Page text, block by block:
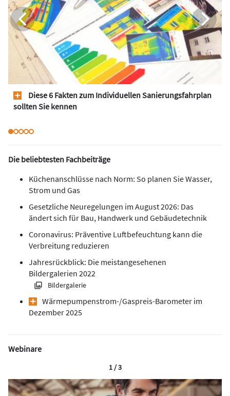
Diese 6 Fakten zum Individuellen Sanierungsfahrplan
sollten Sie kennen
Die beliebtesten Fachbeiträge
Küchenanschlüsse nach Norm: So planen Sie Wasser,
Strom und Gas
Gesetzliche Neuregelungen im August 2026: Das
ändert sich für Bau, Handwerk und Gebäudetechnik
Coronavirus: Präventive Luftbefeuchtung kann die
Verbreitung reduzieren
Jahresrückblick: Die meistangesehenen
Bildergalerien 2022
Bildergalerie
Wärmepumpen­strom-/Gas­preis­-Baro­meter im
Dezember 2025
Webinare
1 / 3